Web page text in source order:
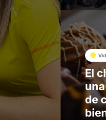
El
de